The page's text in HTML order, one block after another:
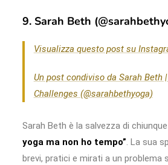
9. Sarah Beth
Visualizza questo post su
Un post condiviso da Sarah Beth
Challenges (@sarahbethyoga)
Sarah Beth è la salvezza di
yoga ma non ho tempo”. La sua
brevi, pratici e mirati a un problema